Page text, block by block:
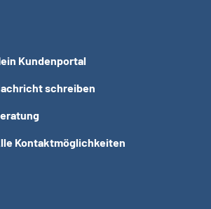
Kundenportal
schreiben
Kontaktmöglichkeiten